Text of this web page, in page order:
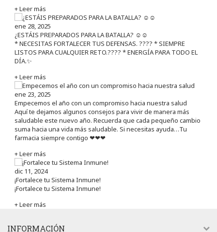
+ Leer más
ene 28, 2025
¿ESTÁIS PREPARADOS PARA LA BATALLA? ☺️☺️
* NECESITAS FORTALECER TUS DEFENSAS. ????️ * SIEMPRE
LISTOS PARA CUALQUIER RETO.???? * ENERGÍA PARA TODO EL
DÍA.✨
+ Leer más
ene 23, 2025
Empecemos el año con un compromiso hacia nuestra salud
Aquí te dejamos algunos consejos para vivir de manera más
saludable este nuevo año. Recuerda que cada pequeño cambio
suma hacia una vida más saludable. Si necesitas ayuda…Tu
farmacia siempre contigo ❤❤❤
+ Leer más
dic 11, 2024
¡Fortalece tu Sistema Inmune!
¡Fortalece tu Sistema Inmune!
+ Leer más
INFORMACIÓN